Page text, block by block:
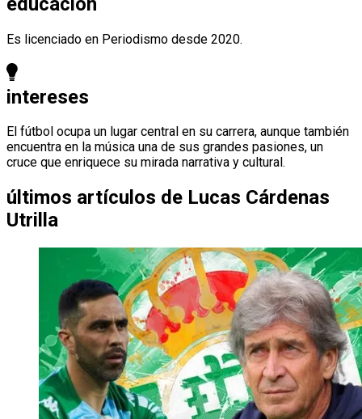
Es licenciado en Periodismo desde 2020.
intereses
El fútbol ocupa un lugar central en su carrera, aunque también
encuentra en la música una de sus grandes pasiones, un
cruce que enriquece su mirada narrativa y cultural.
últimos artículos de Lucas Cárdenas
Utrilla